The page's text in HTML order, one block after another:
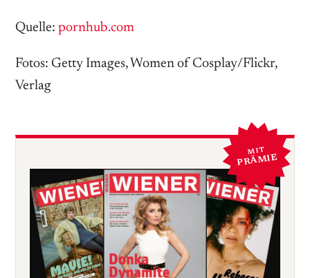
Quelle: pornhub.com
Fotos: Getty Images, Women of Cosplay/Flickr,
Verlag
MIT
PRÄMIE